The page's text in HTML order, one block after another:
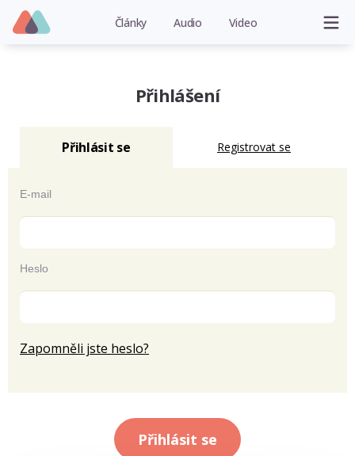
Články Audio Video
Přihlášení
Přihlásit se Registrovat se
E-mail
Heslo
Zapomněli jste heslo?
Přihlásit se